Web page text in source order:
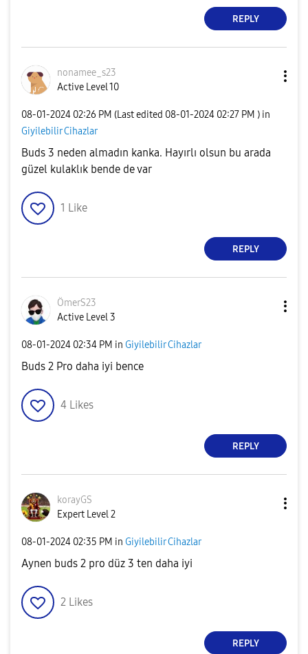
REPLY
nonamee_s23
Active Level 10
‎08-01-2024 02:26 PM (Last edited ‎08-01-2024 02:27 PM ) in
Giyilebilir Cihazlar
Buds 3 neden almadın kanka. Hayırlı olsun bu arada
güzel kulaklık bende de var
1 Like
REPLY
ÖmerS23
Active Level 3
‎08-01-2024 02:34 PM in Giyilebilir Cihazlar
Buds 2 Pro daha iyi bence
4 Likes
REPLY
korayGS
Expert Level 2
‎08-01-2024 02:35 PM in Giyilebilir Cihazlar
Aynen buds 2 pro düz 3 ten daha iyi
2 Likes
REPLY